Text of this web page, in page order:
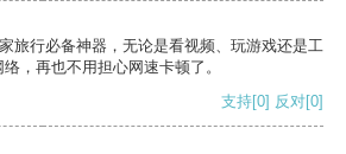
旅行必备神器，无论是看视频、玩游戏还是工
，再也不用担心网速卡顿了。
支持[0] 反对[0]